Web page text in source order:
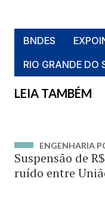
BNDES
RIO GRANDE DO
LEIA TAMBÉM
ENGENHARIA
Suspensão de
ruído entre